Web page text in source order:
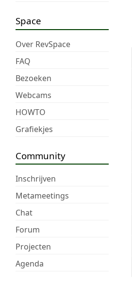
Space
Over RevSpace
FAQ
Bezoeken
Webcams
HOWTO
Grafiekjes
Community
Inschrijven
Metameetings
Chat
Forum
Projecten
Agenda